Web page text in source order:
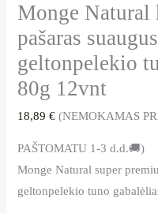
Monge Natural
pašaras
geltonpelekio
80g 12vnt
18,89€ (NEMOKAMAS
PAŠTOMATU 1-3 d.d.🚚)
Monge Natural super
geltonpelekio tuno